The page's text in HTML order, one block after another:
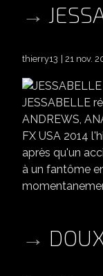
thierry13 21 nov.
JESSABELLE
ANDREWS,
FX USA 2014
après qu'un
à un fantôme